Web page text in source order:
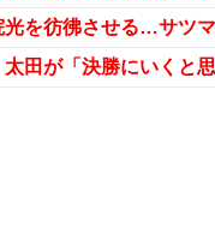
光を彷彿させる…サツ
太田が「決勝にいくと